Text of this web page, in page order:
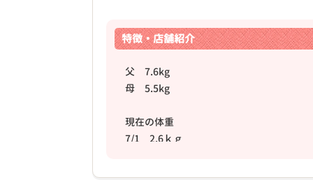
❮
特徴・店舗紹介
父 7.6kg
母 5.5kg
現在の体重
7/1 2.6ｋｇ